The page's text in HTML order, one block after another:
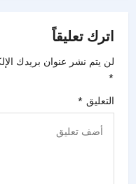
اترك تعليقاً
لن يتم نشر عنوان بريدك
*
التعليق *